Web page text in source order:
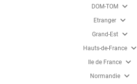
DOM-TOM expand_more
Etranger expand_more
Grand-Est expand_more
Hauts-de-France expand_more
Ile de France expand_more
Normandie expand_more